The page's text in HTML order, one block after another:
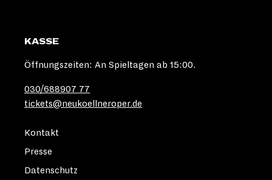
KASSE
Öffnungszeiten: An Spieltagen ab 15:00.
030/688907 77
tickets@neukoellneroper.de
Kontakt
Presse
Datenschutz